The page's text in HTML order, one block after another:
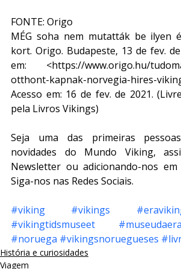
FONTE: Origo
MÉG soha nem mutatták be ilyen
kort. Origo. Budapeste, 13 de fev.
em: <https://www.origo.hu/
otthont-kapnak-norvegia-hires-
Acesso em: 16 de fev. de 2021.
pela Livros Vikings)
Seja uma das primeiras
novidades do Mundo Viking,
Newsletter ou adicionando-nos em
Siga-nos nas Redes Sociais.
#viking #vikings
#vikingtidsmuseet
#noruega #vikingsnoruegueses
História e curiosidades
Viagem